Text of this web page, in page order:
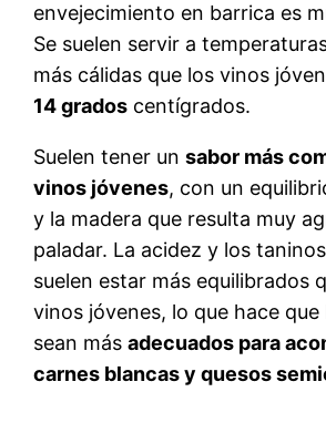
envejecimiento en barrica es
Se suelen servir a
más cálidas que los vinos
14 grados centígrados.
Suelen tener unsabor más
vinos jóvenes, con un
y la madera que resulta muy
paladar. La acidez y los
suelen estar más equilibrados
vinos jóvenes, lo que hace
sean másadecuados para
carnes blancas y quesos